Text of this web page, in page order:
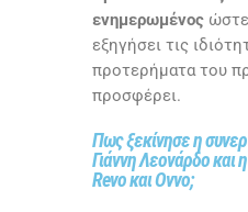
ενημερωμένος
εξηγήσει τις
προτερήματα του
προσφέρει.
Πως ξεκίνησε η
Γιάννη Λεονάρδο και
Revo και Ovvo;